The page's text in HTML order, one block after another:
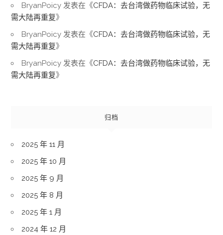
BryanPoicy 发表在《CFDA：去台湾做药物临床试验，无
需大陆再重复》
BryanPoicy 发表在《CFDA：去台湾做药物临床试验，无
需大陆再重复》
BryanPoicy 发表在《CFDA：去台湾做药物临床试验，无
需大陆再重复》
归档
2025 年 11 月
2025 年 10 月
2025 年 9 月
2025 年 8 月
2025 年 1 月
2024 年 12 月